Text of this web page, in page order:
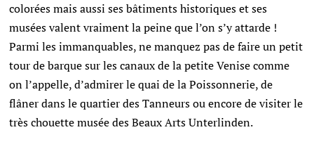
colorées mais aussi ses bâtiments historiques et ses
musées valent vraiment la peine que l’on s’y attarde !
Parmi les immanquables, ne manquez pas de faire un petit
tour de barque sur les canaux de la petite Venise comme
on l’appelle, d’admirer le quai de la Poissonnerie, de
flâner dans le quartier des Tanneurs ou encore de visiter le
très chouette musée des Beaux Arts Unterlinden.